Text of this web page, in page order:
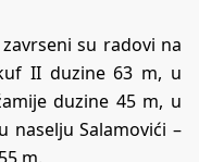
su radovi na
II duzine 63 m, u
duzine 45 m, u
naselju Salamovići –